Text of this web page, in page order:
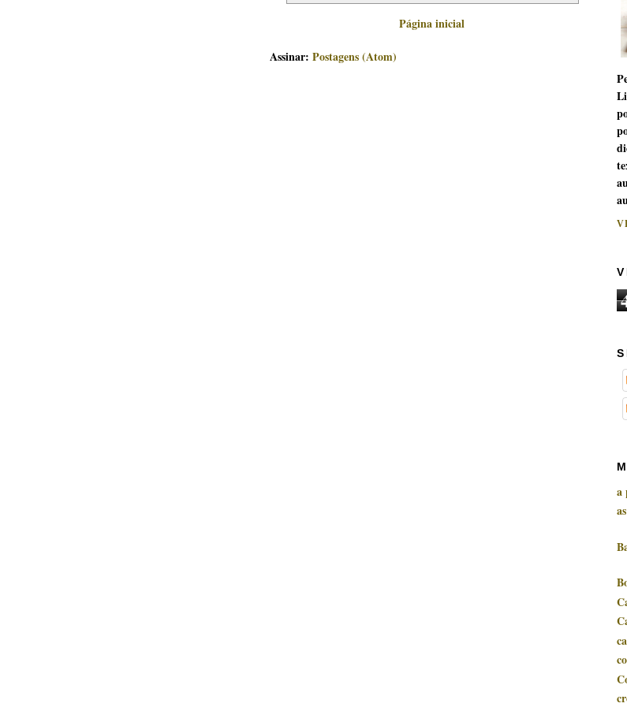
Página inicial
Assinar: Postagens (Atom)
a